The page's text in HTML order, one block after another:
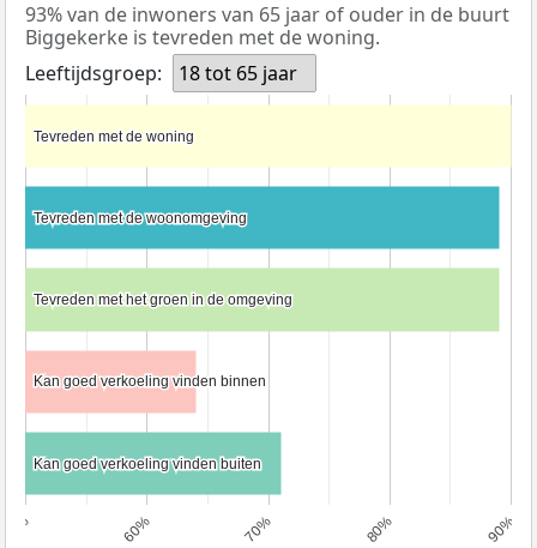
93% van de inwoners van 65 jaar of ouder in de buurt
Biggekerke is tevreden met de woning.
Leeftijdsgroep:
18 tot 65 jaar
50% 60% 70% 80% 90%
Tevreden met de woning
Tevreden met de woning
Tevreden met de woonomgeving
Tevreden met de woonomgeving
Tevreden met het groen in de omgeving
Tevreden met het groen in de omgeving
Kan goed verkoeling vinden binnen
Kan goed verkoeling vinden binnen
Kan goed verkoeling vinden buiten
Kan goed verkoeling vinden buiten